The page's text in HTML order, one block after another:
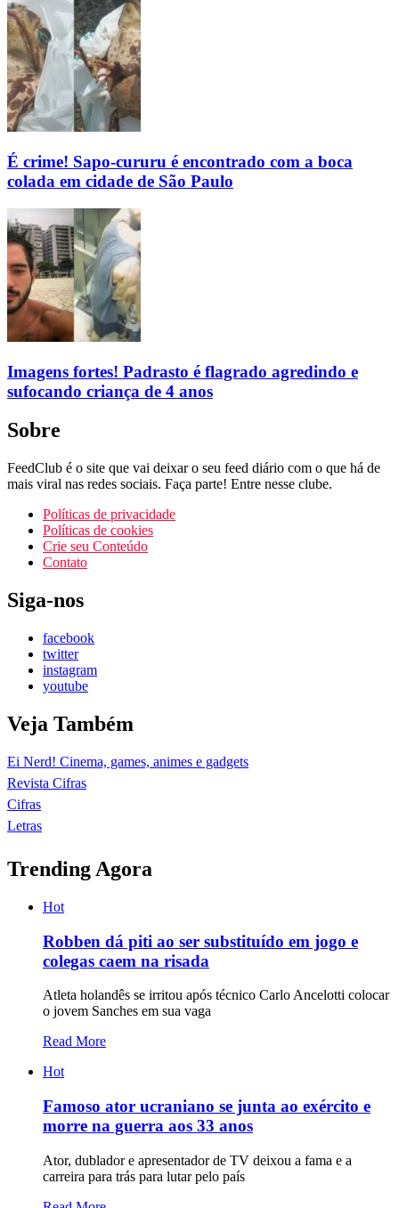
É crime! Sapo-cururu é encontrado com a boca
colada em cidade de São Paulo
Imagens fortes! Padrasto é flagrado agredindo e
sufocando criança de 4 anos
Sobre
FeedClub é o site que vai deixar o seu feed diário com o que há de
mais viral nas redes sociais. Faça parte! Entre nesse clube.
Políticas de privacidade
Políticas de cookies
Crie seu Conteúdo
Contato
Siga-nos
facebook
twitter
instagram
youtube
Veja Também
Ei Nerd! Cinema, games, animes e gadgets
Revista Cifras
Cifras
Letras
Trending Agora
Hot
Robben dá piti ao ser substituído em jogo e
colegas caem na risada
Atleta holandês se irritou após técnico Carlo Ancelotti colocar
o jovem Sanches em sua vaga
Read More
Hot
Famoso ator ucraniano se junta ao exército e
morre na guerra aos 33 anos
Ator, dublador e apresentador de TV deixou a fama e a
carreira para trás para lutar pelo país